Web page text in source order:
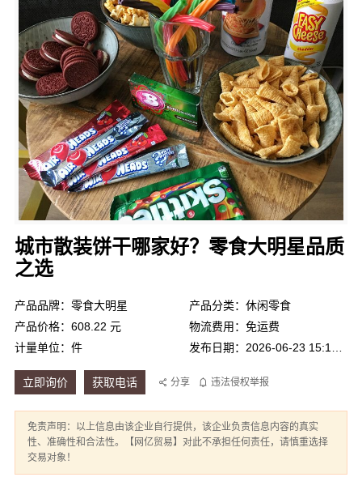
城市散装饼干哪家好？零食大明星品质
之选
产品品牌：零食大明星
产品分类：休闲零食
产品价格：608.22 元
物流费用：免运费
计量单位：件
立即询价 获取电话 分享 违法侵权举报
免责声明：以上信息由该企业自行提供，该企业负责信息内容的真实
性、准确性和合法性。【网亿贸易】对此不承担任何责任，请慎重选择
交易对象！